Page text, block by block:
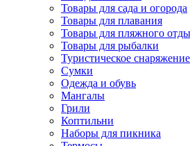
Товары для сада и огорода
Товары для плавания
Товары для пляжного
Товары для рыбалки
Туристическое снаряжение
Сумки
Одежда и обувь
Мангалы
Грили
Коптильни
Наборы для пикника